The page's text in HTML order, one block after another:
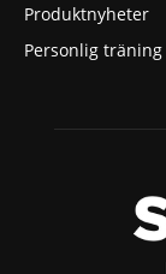
Produktnyheter
Personlig träning